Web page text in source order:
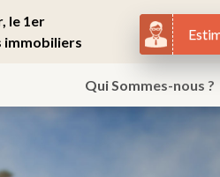
le 1er
immobiliers
Qui Sommes-nous ?